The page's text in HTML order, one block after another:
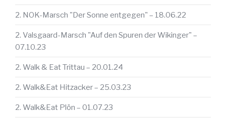
2. NOK-Marsch "Der Sonne entgegen" – 18.06.22
2. Valsgaard-Marsch "Auf den Spuren der Wikinger" –
07.10.23
2. Walk & Eat Trittau – 20.01.24
2. Walk&Eat Hitzacker – 25.03.23
2. Walk&Eat Plön – 01.07.23